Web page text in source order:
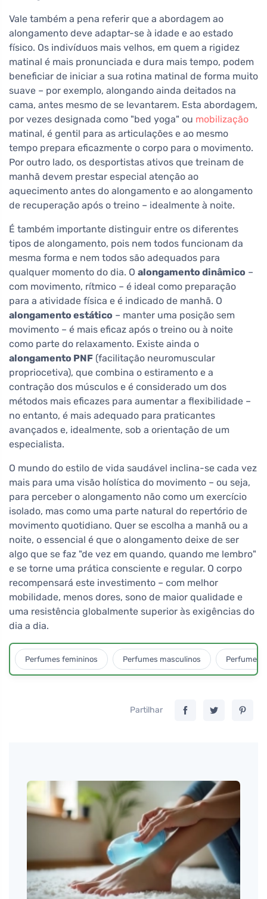
Vale também a pena referir que a abordagem ao
alongamento deve adaptar-se à idade e ao estado
físico. Os indivíduos mais velhos, em quem a rigidez
matinal é mais pronunciada e dura mais tempo, podem
beneficiar de iniciar a sua rotina matinal de forma muito
suave – por exemplo, alongando ainda deitados na
cama, antes mesmo de se levantarem. Esta abordagem,
por vezes designada como "bed yoga" ou mobilização
matinal, é gentil para as articulações e ao mesmo
tempo prepara eficazmente o corpo para o movimento.
Por outro lado, os desportistas ativos que treinam de
manhã devem prestar especial atenção ao
aquecimento antes do alongamento e ao alongamento
de recuperação após o treino – idealmente à noite.
É também importante distinguir entre os diferentes
tipos de alongamento, pois nem todos funcionam da
mesma forma e nem todos são adequados para
qualquer momento do dia. O alongamento dinâmico –
com movimento, rítmico – é ideal como preparação
para a atividade física e é indicado de manhã. O
alongamento estático – manter uma posição sem
movimento – é mais eficaz após o treino ou à noite
como parte do relaxamento. Existe ainda o
alongamento PNF (facilitação neuromuscular
propriocetiva), que combina o estiramento e a
contração dos músculos e é considerado um dos
métodos mais eficazes para aumentar a flexibilidade –
no entanto, é mais adequado para praticantes
avançados e, idealmente, sob a orientação de um
especialista.
O mundo do estilo de vida saudável inclina-se cada vez
mais para uma visão holística do movimento – ou seja,
para perceber o alongamento não como um exercício
isolado, mas como uma parte natural do repertório de
movimento quotidiano. Quer se escolha a manhã ou a
noite, o essencial é que o alongamento deixe de ser
algo que se faz "de vez em quando, quando me lembro"
e se torne uma prática consciente e regular. O corpo
recompensará este investimento – com melhor
mobilidade, menos dores, sono de maior qualidade e
uma resistência globalmente superior às exigências do
dia a dia.
Perfumes femininos Perfumes masculinos Perfumes
Partilhar